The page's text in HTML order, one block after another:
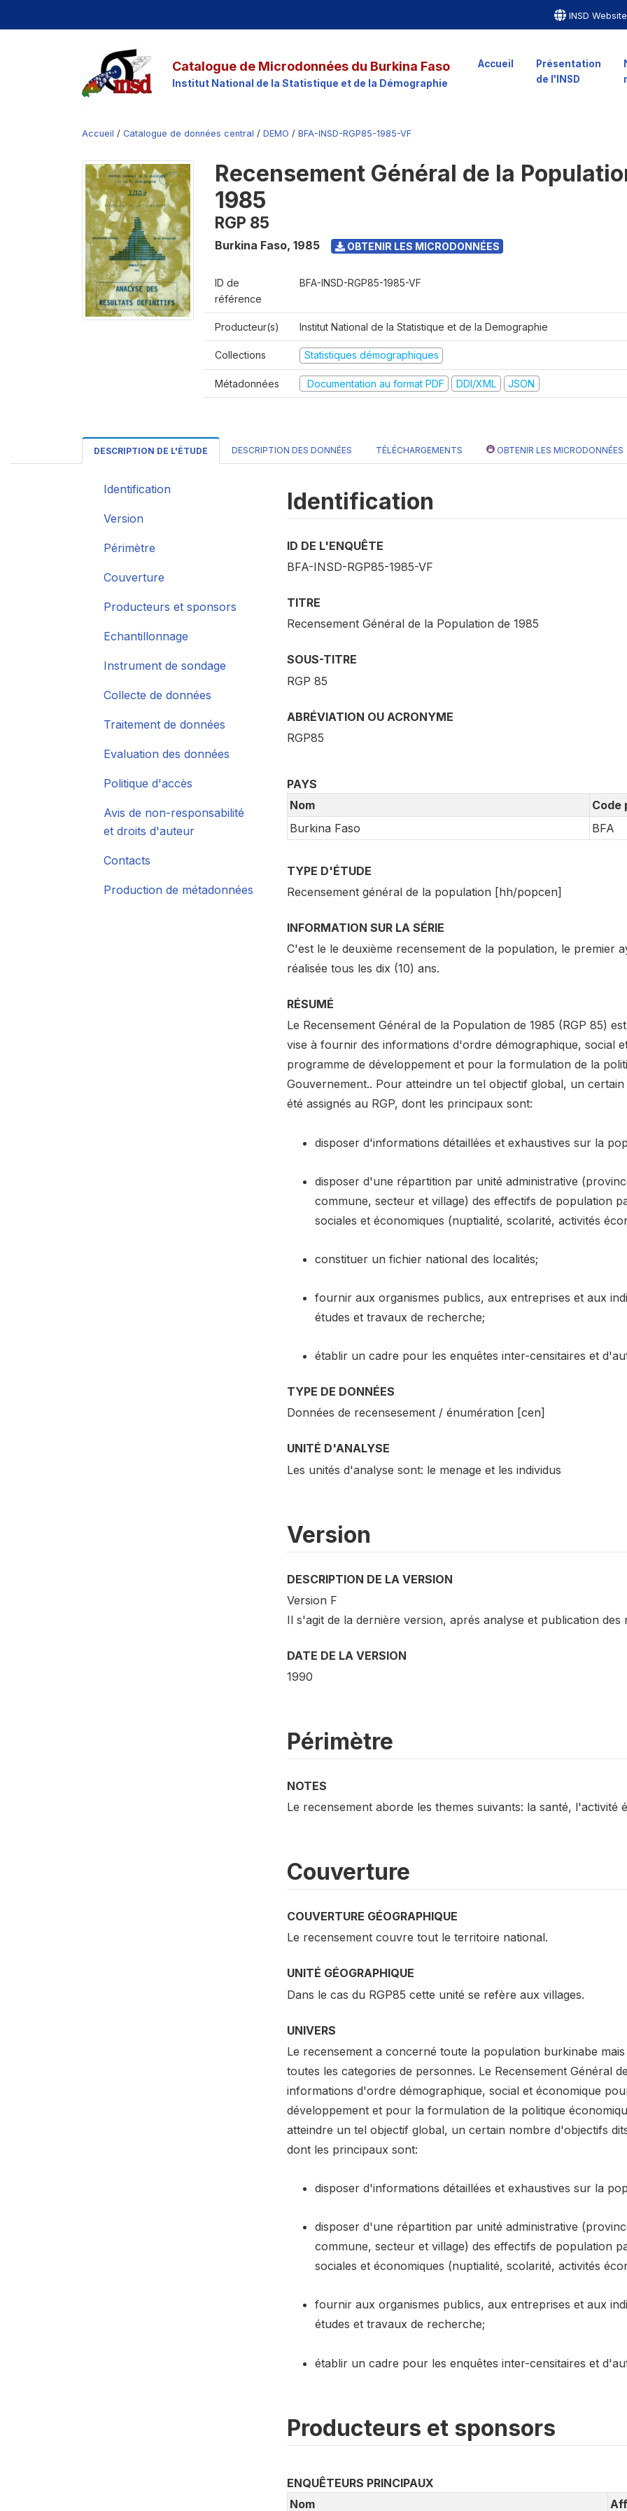
INSD Website
Catalogue de Microdonnées du Burkina Faso
Institut National de la Statistique et de la Démographie
Accueil
Présentation
de l'INSD
Accueil / Catalogue de données central / DEMO / BFA-INSD-RGP85-1985-VF
Recensement Général de la
1985
RGP 85
Burkina Faso, 1985 OBTENIR LES MICRODONNÉES
ID de
référence
BFA-INSD-RGP85-1985-VF
Producteur(s) Institut National de la Statistique et de la Demographie
Collections Statistiques démographiques
Métadonnées Documentation au format PDF DDI/XML JSON
DESCRIPTION DE L'ÉTUDE DESCRIPTION DES DONNÉES TÉLÉCHARGEMENTS OBTENIR LES MICRODONNÉES
Identification
Version
Périmètre
Couverture
Producteurs et sponsors
Echantillonnage
Instrument de sondage
Collecte de données
Traitement de données
Evaluation des données
Politique d'accès
Avis de non-responsabilité
et droits d'auteur
Contacts
Production de métadonnées
Identification
ID DE L'ENQUÊTE
BFA-INSD-RGP85-1985-VF
TITRE
Recensement Général de la Population de 1985
SOUS-TITRE
RGP 85
ABRÉVIATION OU ACRONYME
RGP85
PAYS
Nom
Code
Burkina Faso
BFA
TYPE D'ÉTUDE
Recensement général de la population [hh/popcen]
INFORMATION SUR LA SÉRIE
C'est le le deuxième recensement de la population, le premier
réalisée tous les dix (10) ans.
RÉSUMÉ
Le Recensement Général de la Population de 1985 (RGP 85)
vise à fournir des informations d'ordre démographique, social
programme de développement et pour la formulation de la
Gouvernement.. Pour atteindre un tel objectif global, un
été assignés au RGP, dont les principaux sont:
disposer d'informations détaillées et exhaustives sur la
disposer d'une répartition par unité administrative
commune, secteur et village) des effectifs de population
sociales et économiques (nuptialité, scolarité, activités
constituer un fichier national des localités;
fournir aux organismes publics, aux entreprises et aux
études et travaux de recherche;
établir un cadre pour les enquêtes inter-censitaires et
TYPE DE DONNÉES
Données de recensesement / énumération [cen]
UNITÉ D'ANALYSE
Les unités d'analyse sont: le menage et les individus
Version
DESCRIPTION DE LA VERSION
Version F
Il s'agit de la dernière version, aprés analyse et publication des
DATE DE LA VERSION
1990
Périmètre
NOTES
Le recensement aborde les themes suivants: la santé, l'activité
Couverture
COUVERTURE GÉOGRAPHIQUE
Le recensement couvre tout le territoire national.
UNITÉ GÉOGRAPHIQUE
Dans le cas du RGP85 cette unité se refère aux villages.
UNIVERS
Le recensement a concerné toute la population burkinabe
toutes les categories de personnes. Le Recensement Général
informations d'ordre démographique, social et économique
développement et pour la formulation de la politique
atteindre un tel objectif global, un certain nombre d'objectifs
dont les principaux sont:
disposer d'informations détaillées et exhaustives sur la
disposer d'une répartition par unité administrative
commune, secteur et village) des effectifs de population
sociales et économiques (nuptialité, scolarité, activités
fournir aux organismes publics, aux entreprises et aux
études et travaux de recherche;
établir un cadre pour les enquêtes inter-censitaires et
Producteurs et sponsors
ENQUÊTEURS PRINCIPAUX
Nom